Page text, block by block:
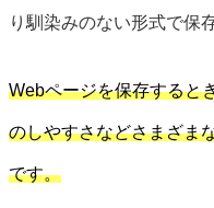
り馴染みのない形式で保
Webページを保存すると
のしやすさなどさまざま
です。